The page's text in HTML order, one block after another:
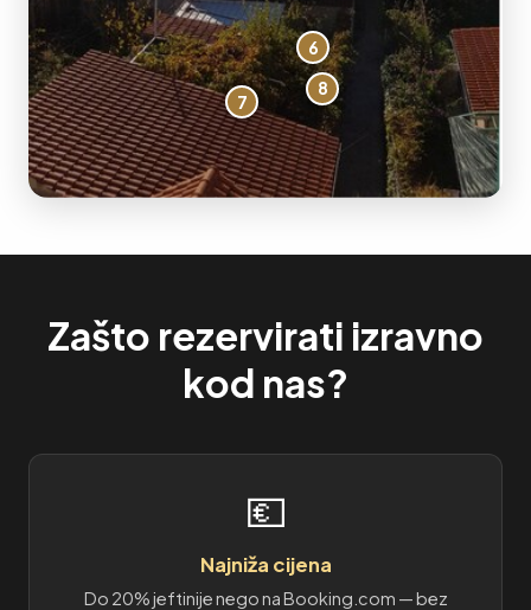
6
7
8
Zašto rezervirati izravno
kod nas?
💶
Najniža cijena
Do 20% jeftinije nego na Booking.com — bez